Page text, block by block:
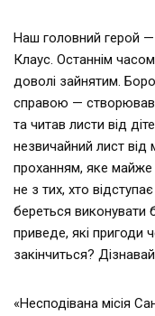
Наш головний герой
Клаус. Останнім
доволі зайнятим.
справою — створював
та читав листи від
незвичайний лист від
проханням, яке
не з тих, хто
береться
приведе, які пригоди
закінчиться?
«Несподівана місія